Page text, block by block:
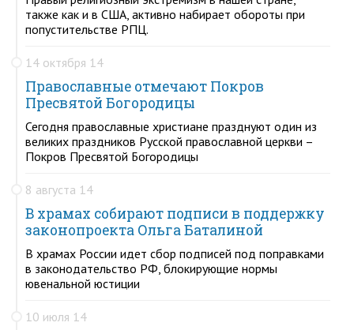
также как и в США, активно набирает обороты при
попустительстве РПЦ.
14 октября 14
Православные отмечают Покров
Пресвятой Богородицы
Сегодня православные христиане празднуют один из
великих праздников Русской православной церкви –
Покров Пресвятой Богородицы
8 августа 14
В храмах собирают подписи в поддержку
законопроекта Ольга Баталиной
В храмах России идет сбор подписей под поправками
в законодательство РФ, блокирующие нормы
ювенальной юстиции
10 июля 14